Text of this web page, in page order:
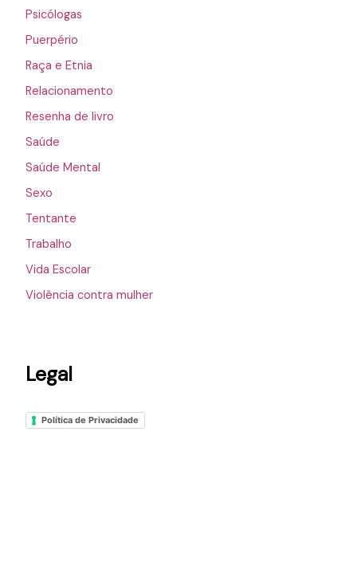
Psicólogas
Puerpério
Raça e Etnia
Relacionamento
Resenha de livro
Saúde
Saúde Mental
Sexo
Tentante
Trabalho
Vida Escolar
Violência contra mulher
Legal
Política de Privacidade